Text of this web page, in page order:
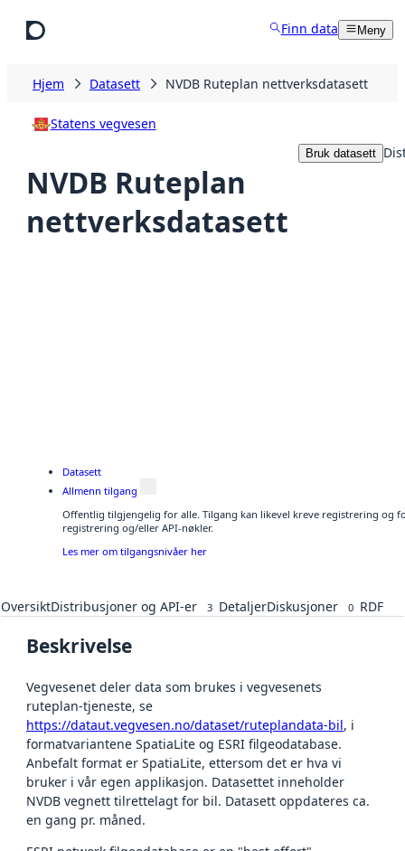
Finn data Meny
Hjem Datasett NVDB Ruteplan nettverksdatasett
Statens vegvesen
NVDB Ruteplan
nettverksdatasett
Bruk datasett
Datasett
Allmenn tilgang
Offentlig tilgjengelig for alle. Tilgang kan likevel kreve registrering og
registrering og/eller API-nøkler.
Les mer om tilgangsnivåer her
OversiktDistribusjoner og API-er 3 DetaljerDiskusjoner 0 RDF
Beskrivelse
Vegvesenet deler data som brukes i vegvesenets
ruteplan-tjeneste, se
https://dataut.vegvesen.no/dataset/ruteplandata-bil, i
formatvariantene SpatiaLite og ESRI filgeodatabase.
Anbefalt format er SpatiaLite, ettersom det er hva vi
bruker i vår egen applikasjon. Datasettet inneholder
NVDB vegnett tilrettelagt for bil. Datasett oppdateres ca.
en gang pr. måned.